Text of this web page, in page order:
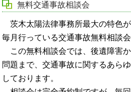
無料交通事故相談会
茨木太陽法律事務所最大の特色
毎月行っている交通事故無料相談会
この無料相談会では、後遺障害
問題まで、交通事故に関するあら
しております。